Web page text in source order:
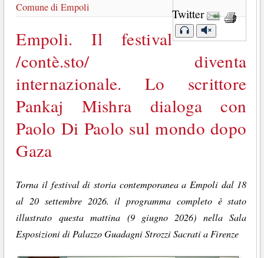
Twitter
Comune di Empoli
Empoli. Il festival
/contè.sto/ diventa
internazionale. Lo scrittore
Pankaj Mishra dialoga con
Paolo Di Paolo sul mondo dopo
Gaza
Torna il festival di storia contemporanea a Empoli dal 18
al 20 settembre 2026. il programma completo è stato
illustrato questa mattina (9 giugno 2026) nella Sala
Esposizioni di Palazzo Guadagni Strozzi Sacrati a Firenze